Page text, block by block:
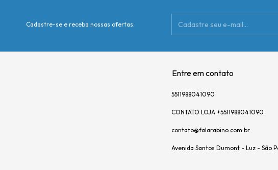
Cadastre-se e receba nossas ofertas.
Entre em contato
5511988041090
CONTATO LOJA +5511988041090
contato@falarabino.com.br
Avenida Santos Dumont - Luz - São